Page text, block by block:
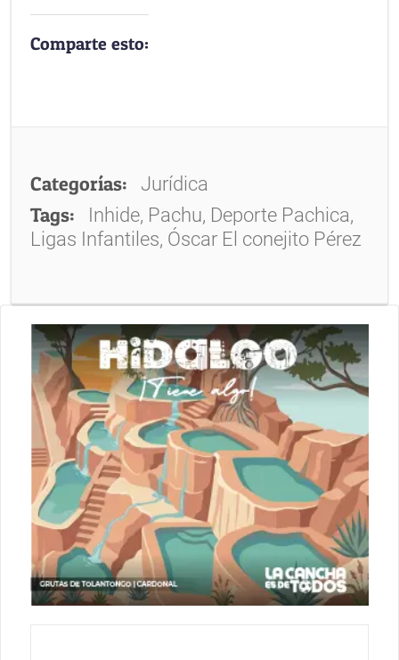
Comparte esto:
Categorías: Jurídica
Tags:
Inhide, Pachu, Deporte Pachica,
Ligas Infantiles, Óscar El conejito Pérez